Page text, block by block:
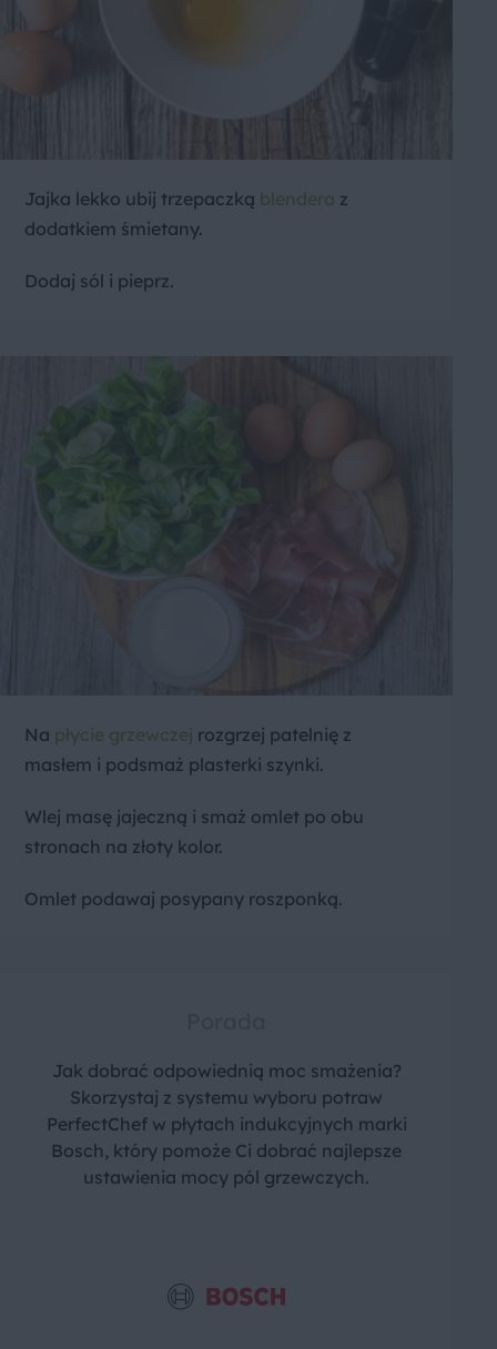
Jajka lekko ubij trzepaczką blendera z
dodatkiem śmietany.
Dodaj sól i pieprz.
Na płycie grzewczej rozgrzej patelnię z
masłem i podsmaż plasterki szynki.
Wlej masę jajeczną i smaż omlet po obu
stronach na złoty kolor.
Omlet podawaj posypany roszponką.
Jak dobrać odpowiednią moc smażenia?
Skorzystaj z systemu wyboru potraw
PerfectChef w płytach indukcyjnych marki
Bosch, który pomoże Ci dobrać najlepsze
ustawienia mocy pól grzewczych.